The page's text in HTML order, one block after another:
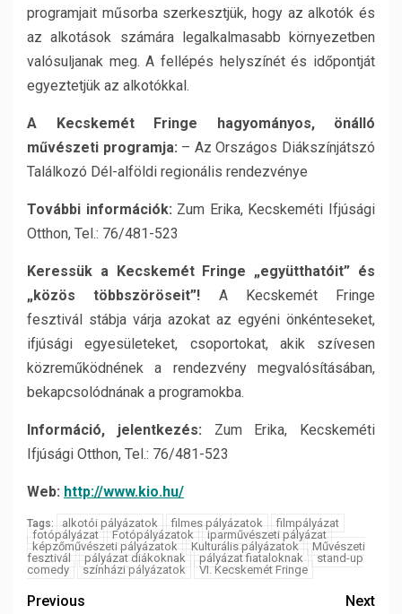
programjait műsorba szerkesztjük, hogy az alkotók és
az alkotások számára legalkalmasabb környezetben
valósuljanak meg. A fellépés helyszínét és időpontját
egyeztetjük az alkotókkal.
A Kecskemét Fringe hagyományos, önálló
művészeti programja: – Az Országos Diákszínjátszó
Találkozó Dél-alföldi regionális rendezvénye
További információk: Zum Erika, Kecskeméti Ifjúsági
Otthon, Tel.: 76/481-523
Keressük a Kecskemét Fringe „együtthatóit” és
„közös többszöröseit”! A Kecskemét Fringe
fesztivál stábja várja azokat az egyéni önkénteseket,
ifjúsági egyesületeket, csoportokat, akik szívesen
közreműködnének a rendezvény megvalósításában,
bekapcsolódnának a programokba.
Információ, jelentkezés: Zum Erika, Kecskeméti
Ifjúsági Otthon, Tel.: 76/481-523
Web: http://www.kio.hu/
Tags: alkotói pályázatok filmes pályázatok
filmpályázat
fotópályázat
Fotópályázatok
iparművészeti pályázat
képzőművészeti pályázatok
Kulturális pályázatok
Művészeti
fesztivál
pályázat diákoknak pályázat fiataloknak
stand-up
comedy
színházi pályázatok VI. Kecskemét Fringe
Previous Next